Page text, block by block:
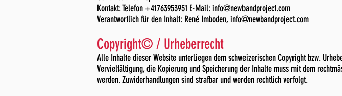
Kontakt: Telefon +41763953951 E-Mail: info@newbandproject.com
Verantwortlich für den Inhalt: René Imboden, info@newbandproject.com
Copyright© / Urheberrecht
Alle Inhalte dieser Website unterliegen dem schweizerischen Copyright bzw.
Vervielfältigung, die Kopierung und Speicherung der Inhalte muss mit dem
werden. Zuwiderhandlungen sind strafbar und werden rechtlich verfolgt.